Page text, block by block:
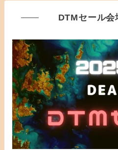
DTMセール会